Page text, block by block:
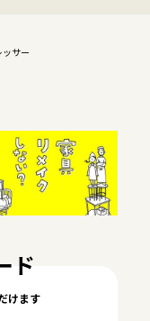
サー
ド
けます